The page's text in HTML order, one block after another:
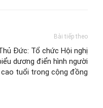
Bài tiếp theo
Đức: Tổ chức Hội nghị
dương điển hình người
cao tuổi trong cộng đồng